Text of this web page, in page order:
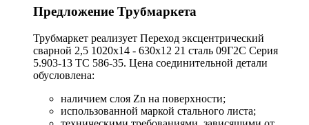
Предложение Трубмаркета
Трубмаркет реализует Переход эксцентрический
сварной 2,5 1020х14 - 630х12 21 сталь 09Г2С Серия
5.903-13 ТС 586-35. Цена соединительной детали
обусловлена:
наличием слоя Zn на поверхности;
использованной маркой стального листа;